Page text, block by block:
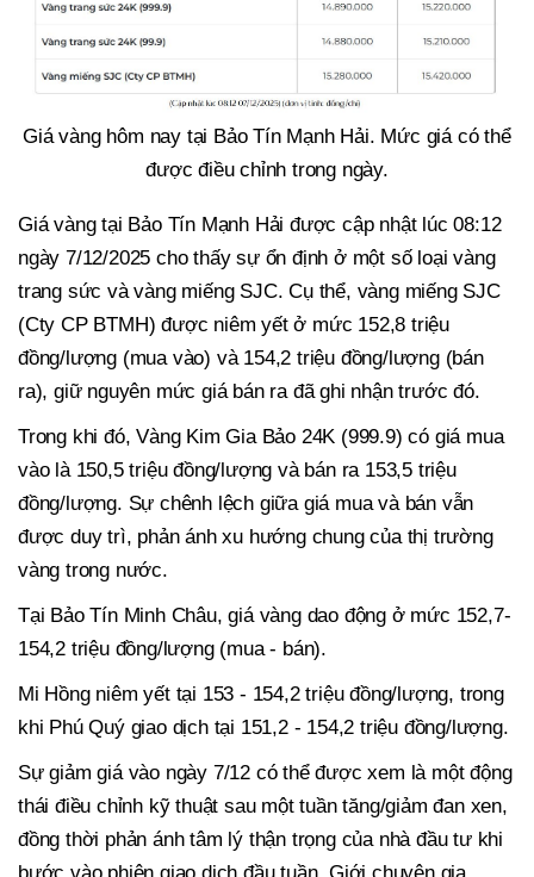
Giá vàng hôm nay tại Bảo Tín Mạnh Hải. Mức giá có thể
được điều chỉnh trong ngày.
Giá vàng tại Bảo Tín Mạnh Hải được cập nhật lúc 08:12
ngày 7/12/2025 cho thấy sự ổn định ở một số loại vàng
trang sức và vàng miếng SJC. Cụ thể, vàng miếng SJC
(Cty CP BTMH) được niêm yết ở mức 152,8 triệu
đồng/lượng (mua vào) và 154,2 triệu đồng/lượng (bán
ra), giữ nguyên mức giá bán ra đã ghi nhận trước đó.
Trong khi đó, Vàng Kim Gia Bảo 24K (999.9) có giá mua
vào là 150,5 triệu đồng/lượng và bán ra 153,5 triệu
đồng/lượng. Sự chênh lệch giữa giá mua và bán vẫn
được duy trì, phản ánh xu hướng chung của thị trường
vàng trong nước.
Tại Bảo Tín Minh Châu, giá vàng dao động ở mức 152,7-
154,2 triệu đồng/lượng (mua - bán).
Mi Hồng niêm yết tại 153 - 154,2 triệu đồng/lượng, trong
khi Phú Quý giao dịch tại 151,2 - 154,2 triệu đồng/lượng.
Sự giảm giá vào ngày 7/12 có thể được xem là một động
thái điều chỉnh kỹ thuật sau một tuần tăng/giảm đan xen,
đồng thời phản ánh tâm lý thận trọng của nhà đầu tư khi
bước vào phiên giao dịch đầu tuần. Giới chuyên gia